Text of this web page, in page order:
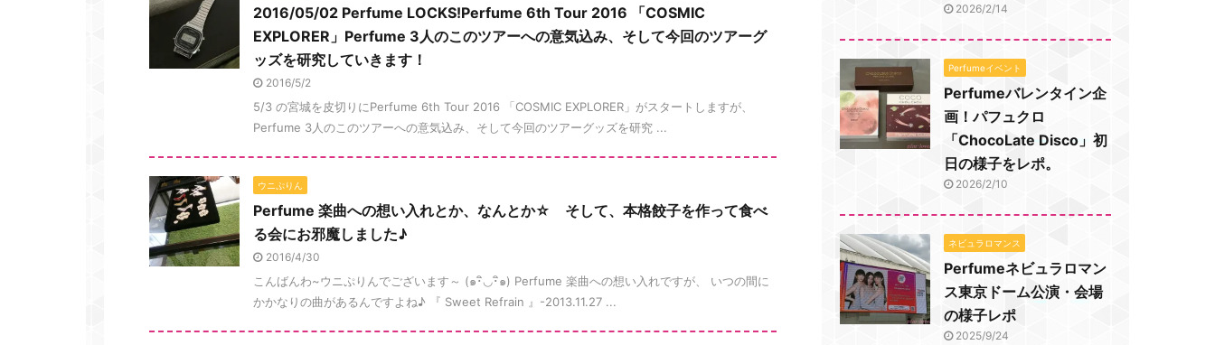
2016/05/02 Perfume LOCKS!Perfume 6th Tour 2016 「COSMIC
EXPLORER」Perfume 3人のこのツアーへの意気込み、そして今回のツアーグ
ッズを研究していきます！
2016/5/2
5/3 の宮城を皮切りにPerfume 6th Tour 2016 「COSMIC EXPLORER」がスタートしますが、
Perfume 3人のこのツアーへの意気込み、そして今回のツアーグッズを研究 ...
ウニぷりん
Perfume 楽曲への想い入れとか、なんとか☆ そして、本格餃子を作って食べ
る会にお邪魔しました♪
2016/4/30
こんばんわ~ウニぷりんでございます～ (๑･ิ◡･ิ๑) Perfume 楽曲への想い入れですが、 いつの間に
かかなりの曲があるんですよね♪ 『 Sweet Refrain 』-2013.11.27 ...
2026/2/14
Perfumeイベント
Perfumeバレンタイン企
画！パフュクロ
「ChocoLate Disco」初
日の様子をレポ。
2026/2/10
ネビュラロマンス
Perfumeネビュラロマン
ス東京ドーム公演・会場
の様子レポ
2025/9/24